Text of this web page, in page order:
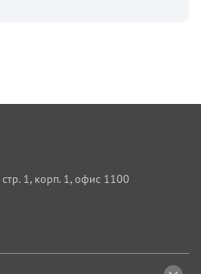
стр. 1, корп. 1, офис 1100